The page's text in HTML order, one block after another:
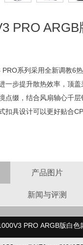
PRO
系列采用全新调教6
一步提升散热效率，顶
点缀，结合风扇轴心千
扣具设计可以更好贴合
产品图片
新闻与评测
PRO ARGB版白色